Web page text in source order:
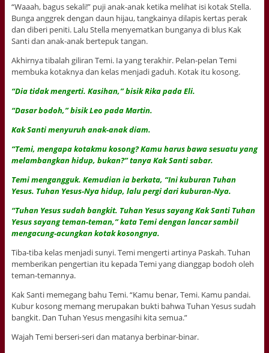
“Waaah, bagus sekali!” puji anak-anak ketika melihat isi kotak Stella.
Bunga anggrek dengan daun hijau, tangkainya dilapis kertas perak
dan diberi peniti. Lalu Stella menyematkan bunganya di blus Kak
Santi dan anak-anak bertepuk tangan.
Akhirnya tibalah giliran Temi. Ia yang terakhir. Pelan-pelan Temi
membuka kotaknya dan kelas menjadi gaduh. Kotak itu kosong.
“Dia tidak mengerti. Kasihan,” bisik Rika pada Eli.
“Dasar bodoh,” bisik Leo pada Martin.
Kak Santi menyuruh anak-anak diam.
“Temi, mengapa kotakmu kosong? Kamu harus bawa sesuatu yang
melambangkan hidup, bukan?” tanya Kak Santi sabar.
Temi mengangguk. Kemudian ia berkata, “Ini kuburan Tuhan
Yesus. Tuhan Yesus-Nya hidup, lalu pergi dari kuburan-Nya.
“Tuhan Yesus sudah bangkit. Tuhan Yesus sayang Kak Santi Tuhan
Yesus sayang teman-teman,” kata Temi dengan lancar sambil
mengacung-acungkan kotak kosongnya.
Tiba-tiba kelas menjadi sunyi. Temi mengerti artinya Paskah. Tuhan
memberikan pengertian itu kepada Temi yang dianggap bodoh oleh
teman-temannya.
Kak Santi memegang bahu Temi. “Kamu benar, Temi. Kamu pandai.
Kubur kosong memang merupakan bukti bahwa Tuhan Yesus sudah
bangkit. Dan Tuhan Yesus mengasihi kita semua.”
Wajah Temi berseri-seri dan matanya berbinar-binar.